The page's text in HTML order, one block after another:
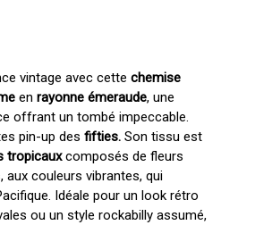
vintage avec cette chemise
en rayonne émeraude, une
offrant un tombé impeccable.
pin-up des fifties. Son tissu est
tropicauxcomposés de fleurs
aux couleurs vibrantes, qui
Idéale pour un look rétro
ou un style rockabilly assumé,